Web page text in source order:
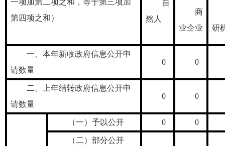
第四项之和）
自
然人
商
业企业
研
一、本年新收政府信息公开申
请数量
0 0
二、上年结转政府信息公开申
请数量
0 0
（一）予以公开 0 0
（二）部分公开